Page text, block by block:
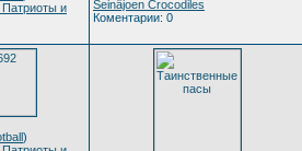
Патриоты и
Seinäjoen Crocodiles
Коментарии: 0
)